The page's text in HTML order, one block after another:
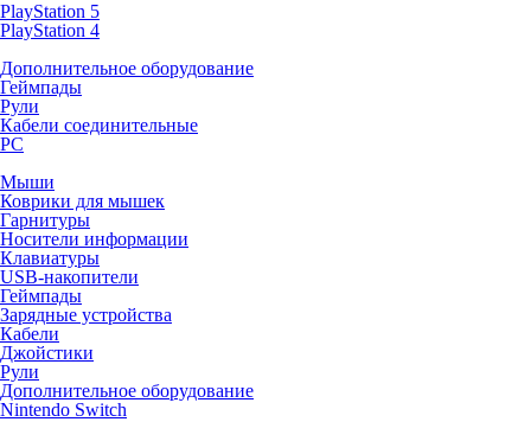
PlayStation 5
PlayStation 4
Дополнительное оборудование
Геймпады
Рули
Кабели соединительные
PC
Мыши
Коврики для мышек
Гарнитуры
Носители информации
Клавиатуры
USB-накопители
Геймпады
Зарядные устройства
Кабели
Джойстики
Рули
Дополнительное оборудование
Nintendo Switch